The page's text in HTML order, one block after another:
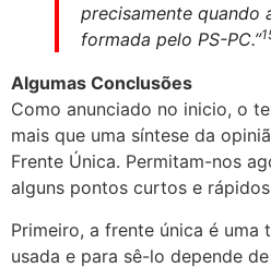
precisamente quando
formada pelo PS-PC.”
Algumas Conclusões
Como anunciado no inicio, o
mais que uma síntese da
Frente Única. Permitam-nos
alguns pontos curtos e
Primeiro, a frente única é uma
usada e para sê-lo depende